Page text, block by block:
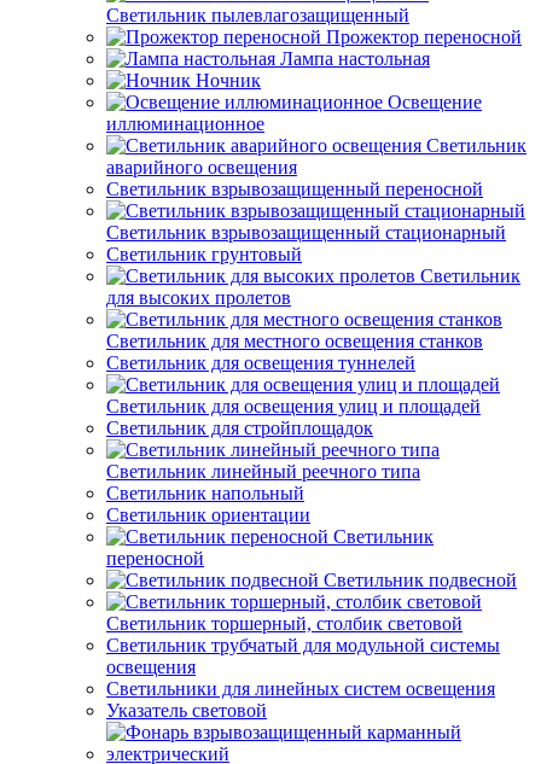
Светильник пылевлагозащищенный
Прожектор переносной
Лампа настольная
Ночник
Освещение
иллюминационное
Светильник
аварийного освещения
Светильник взрывозащищенный переносной
Светильник взрывозащищенный стационарный
Светильник грунтовый
Светильник
для высоких пролетов
Светильник для местного освещения станков
Светильник для освещения туннелей
Светильник для освещения улиц и площадей
Светильник для стройплощадок
Светильник линейный реечного типа
Светильник напольный
Светильник ориентации
Светильник
переносной
Светильник подвесной
Светильник торшерный, столбик световой
Светильник трубчатый для модульной системы
освещения
Светильники для линейных систем освещения
Указатель световой